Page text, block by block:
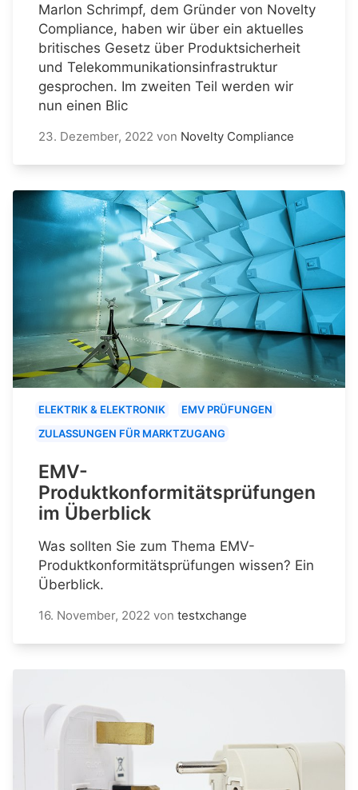
Marlon Schrimpf, dem Gründer von Novelty
Compliance, haben wir über ein aktuelles
britisches Gesetz über Produktsicherheit
und Telekommunikationsinfrastruktur
gesprochen. Im zweiten Teil werden wir
nun einen Blic
23. Dezember, 2022 von Novelty Compliance
ELEKTRIK & ELEKTRONIK
EMV PRÜFUNGEN
ZULASSUNGEN FÜR MARKTZUGANG
EMV-
Produktkonformitätsprüfungen
im Überblick
Was sollten Sie zum Thema EMV-
Produktkonformitätsprüfungen wissen? Ein
Überblick.
16. November, 2022 von testxchange